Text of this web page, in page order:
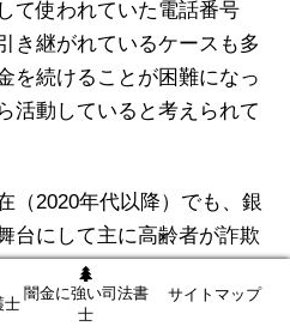
て使われていた電話番号
き継がれているケースも多
を続けることが困難になっ
活動していると考えられて
（2020年代以降）でも、銀
台にして主に高齢者が詐欺
ースが後を絶ちません。
1,990年代後半から
士
闇金に強い司法書
士
サイトマップ